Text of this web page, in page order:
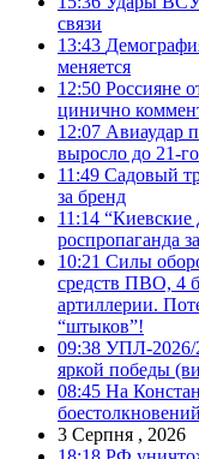
связи
13:43
меняется
12:50 Россияне
цинично
12:07 Авиаудар
выросло до 21-
11:49 Садовый
за бренд
11:14 “Киевские
роспропаганда
10:21 Силы
средств ПВО, 4
артиллерии.
“штыков”!
09:38 УПЛ-2026/
яркой победы
08:45 На
3 Серпня , 2026